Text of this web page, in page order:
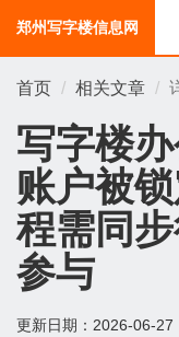
郑州写字楼信息网
首页 相关文章
写字楼
账户被
程需同
参与
更新日期： 2026-06-27